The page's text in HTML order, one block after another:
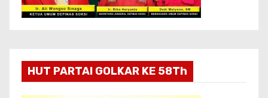
HUT PARTAI GOLKAR KE 58Th